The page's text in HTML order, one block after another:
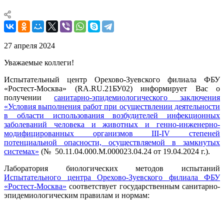
27 апреля 2024
Уважаемые коллеги!
Испытательный центр Орехово-Зуевского филиала ФБУ
«Ростест-Москва» (RA.RU.21БУ02) информирует Вас о
получении санитарно-эпидемиологического заключения
«Условия выполнения работ при осуществлении деятельности
в области использования возбудителей инфекционных
заболеваний человека и животных и генно-инженерно-
модифицированных организмов III-IV степеней
потенциальной опасности, осуществляемой в замкнутых
системах» (№ 50.11.04.000.М.000023.04.24 от 19.04.2024 г.).
Лаборатория биологических методов испытаний
Испытательного центра Орехово-Зуевского филиала ФБУ
«Ростест-Москва» соответствует государственным санитарно-
эпидемиологическим правилам и нормам: